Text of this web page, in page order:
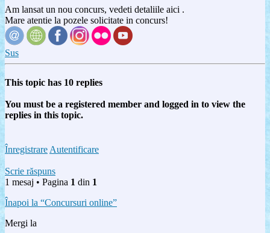
Am lansat un nou concurs, vedeti detaliile aici .
Mare atentie la pozele solicitate in concurs!
Sus
This topic has 10 replies
You must be a registered member and logged in to view the
replies in this topic.
Înregistrare Autentificare
Scrie răspuns
1 mesaj • Pagina 1 din 1
Înapoi la “Concursuri online”
Mergi la